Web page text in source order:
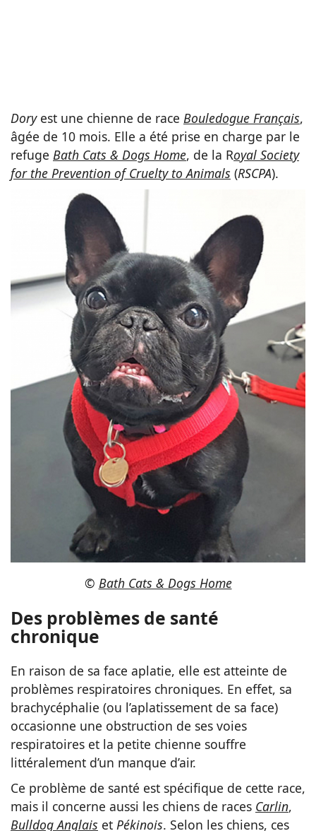
Doryest une chienne de race Bouledogue Français,
âgée de 10 mois. Elle a été prise en charge par le
refuge Bath Cats & Dogs Home, de la Royal Society
for the Prevention of Cruelty to Animals (RSCPA).
© Bath Cats & Dogs Home
Des problèmes de santé
chronique
En raison de sa face aplatie, elle est atteinte de
problèmes respiratoires chroniques. En effet, sa
brachycéphalie (ou l’aplatissement de sa face)
occasionne une obstruction de ses voies
respiratoires et la petite chienne souffre
littéralement d’un manque d’air.
Ce problème de santé est spécifique de cette race,
mais il concerne aussi les chiens de races Carlin,
Bulldog Anglais et Pékinois. Selon les chiens, ces